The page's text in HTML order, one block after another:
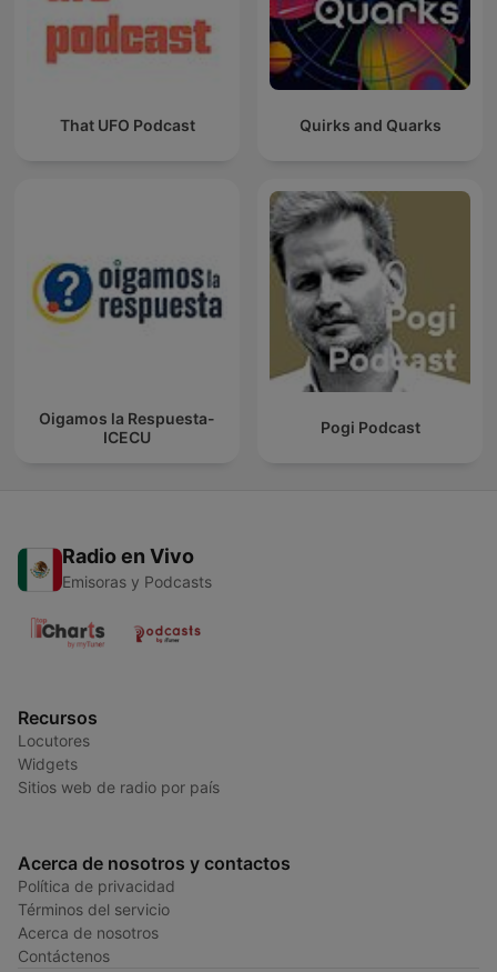
That UFO Podcast Quirks and Quarks
Oigamos la Respuesta-
ICECU
Pogi Podcast
Radio en Vivo
Emisoras y Podcasts
Recursos
Locutores
Widgets
Sitios web de radio por país
Acerca de nosotros y contactos
Política de privacidad
Términos del servicio
Acerca de nosotros
Contáctenos